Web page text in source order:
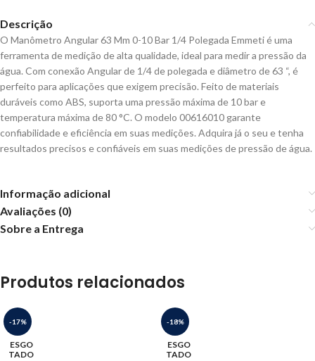
Descrição
O Manômetro Angular 63 Mm 0-10 Bar 1/4 Polegada Emmeti é uma
ferramenta de medição de alta qualidade, ideal para medir a pressão da
água. Com conexão Angular de 1/4 de polegada e diâmetro de 63 “, é
perfeito para aplicações que exigem precisão. Feito de materiais
duráveis como ABS, suporta uma pressão máxima de 10 bar e
temperatura máxima de 80 °C. O modelo 00616010 garante
confiabilidade e eficiência em suas medições. Adquira já o seu e tenha
resultados precisos e confiáveis em suas medições de pressão de água.
Informação adicional
Avaliações (0)
Sobre a Entrega
Produtos relacionados
-17%
ESGO
TADO
-18%
ESGO
TADO